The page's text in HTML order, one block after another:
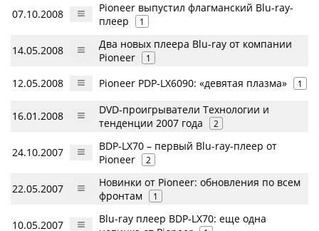
07.10.2008
Pioneer выпустил флагманский Blu-ray-
плеер
1
14.05.2008
Два новых плеера Blu-ray от компании
Pioneer
1
12.05.2008 Pioneer PDP-LX6090: «девятая плазма» 1
16.01.2008
DVD-проигрыватели Технологии и
тенденции 2007 года
2
24.10.2007
BDP-LX70 – первый Blu-ray-плеер от
Pioneer
2
22.05.2007
Новинки от Pioneer: обновления по всем
фронтам
1
10.05.2007
Blu-ray плеер BDP-LX70: еще одна